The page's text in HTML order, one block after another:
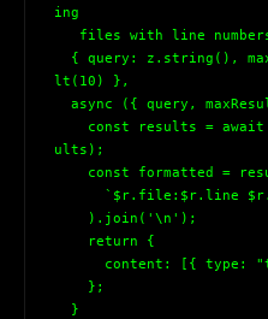
ing
files with line
{ query: z.string(),
lt(10) } ,
async ( { query,
const results = await
ults);
const formatted =
`$ r.file :$ r.line $
).join('\n');
return {
content: [ { type:
} ;
}